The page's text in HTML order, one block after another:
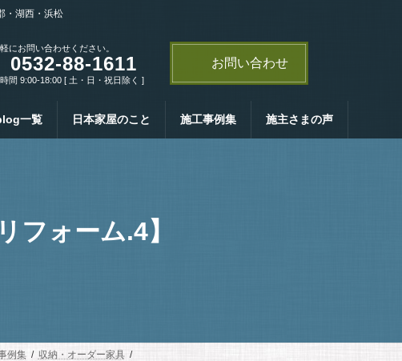
・湖西・浜松
にお問い合わせください。
0532-88-1611
間 9:00-18:00 [ 土・日・祝日除く ]
お問い合わせ
一覧 日本家屋のこと 施工事例集 施主さまの声
ォーム.4】
例集
収納・オーダー家具